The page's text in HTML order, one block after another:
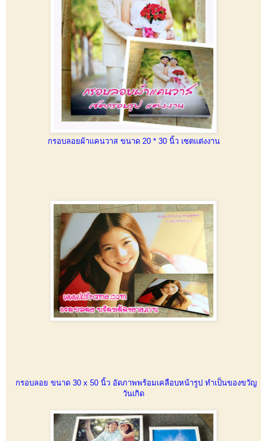
กรอบลอยผ้าแคนวาส ขนาด 20 * 30 นิ้ว เซตแต่งงาน
กรอบลอย ขนาด 30 x 50 นิ้ว อัดภาพพร้อมเคลือบหน้ารูป ทำเป็นของขวัญ
วันเกิด